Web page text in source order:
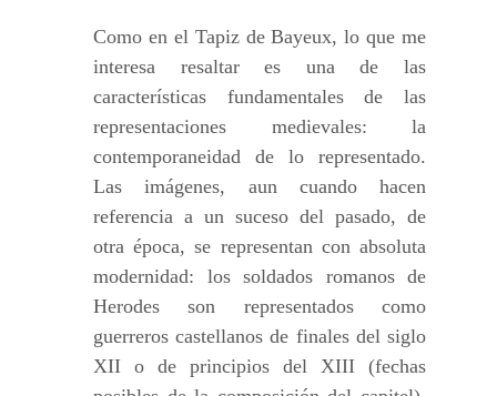
Como en el Tapiz de Bayeux, lo que me
interesa resaltar es una de las
características fundamentales de las
representaciones medievales: la
contemporaneidad de lo representado.
Las imágenes, aun cuando hacen
referencia a un suceso del pasado, de
otra época, se representan con absoluta
modernidad: los soldados romanos de
Herodes son representados como
guerreros castellanos de finales del siglo
XII o de principios del XIII (fechas